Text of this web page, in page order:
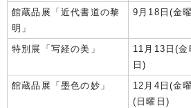
館蔵品展「近代書道の黎
明」
9月18日(金
特別展「写経の美」
11月13日(
日)
館蔵品展「墨色の妙」
12月4日(金
(日曜日)